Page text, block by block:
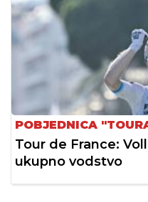
POBJEDNICA
Tour de France:
ukupno vodstvo